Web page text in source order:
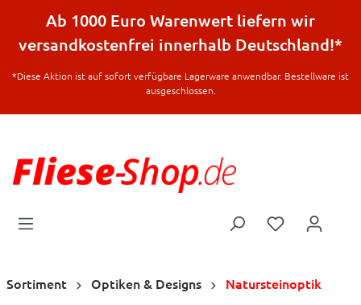
springen
Ab 1000 Euro Warenwert liefern wir
versandkostenfrei innerhalb Deutschland!*
*Diese Aktion ist auf sofort verfügbare Lagerware anwendbar. Bestellware ist
ausgeschlossen.
Sortiment Optiken & Designs Natursteinoptik